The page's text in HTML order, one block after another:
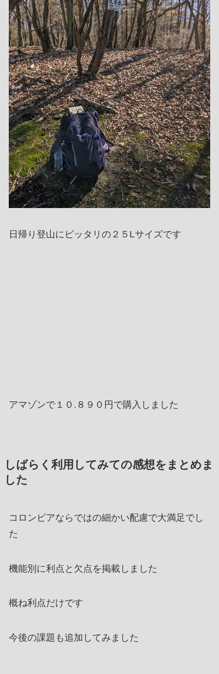
日帰り登山にピッタリの２５Lサイズです
アマゾンで１０.８９０円で購入しました
しばらく利用してみての感想をまとめま
した
コロンビアならではの細かい配慮で大満足でし
た
機能別に利点と欠点を掲載しました
概ね利点だけです
今後の課題も追加してみました